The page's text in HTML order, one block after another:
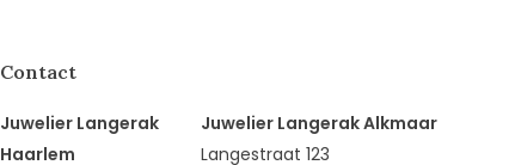
Contact
Juwelier Langerak
Haarlem
Juwelier Langerak Alkmaar
Langestraat 123